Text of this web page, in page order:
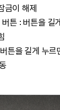
금이 해제
튼 : 버튼을 길
튼을 길게 누르